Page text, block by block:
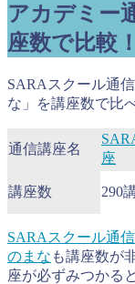
アカデミー
座数で比較！
SARAスクール通
な」を講座数で比
通信講座名
座
講座数 290
SARAスクール通
のまな も講座数が
座が必ずみつかる